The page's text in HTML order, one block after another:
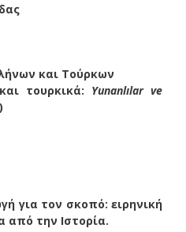
και Τούρκων
τουρκικά: Yunanlılar ve
)
για τον σκοπό: ειρηνική
από την Ιστορία.